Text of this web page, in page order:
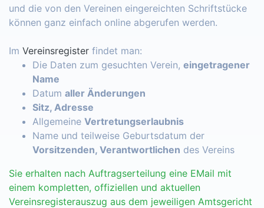
und die von den Vereinen eingereichten Schriftstücke
können ganz einfach online abgerufen werden.
Im Vereinsregister findet man:
Die Daten zum gesuchten Verein, eingetragener
Name
Datum aller Änderungen
Sitz, Adresse
Allgemeine Vertretungserlaubnis
Name und teilweise Geburtsdatum der
Vorsitzenden, Verantwortlichen des Vereins
Sie erhalten nach Auftragserteilung eine EMail mit
einem kompletten, offiziellen und aktuellen
Vereinsregisterauszug aus dem jeweiligen Amtsgericht